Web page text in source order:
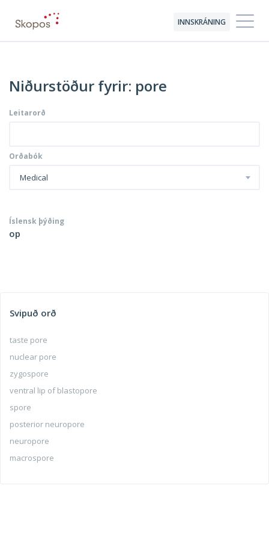
INNSKRÁNING
Niðurstöður fyrir: pore
Leitarorð
Orðabók
Medical
Íslensk þýðing
op
Svipuð orð
taste pore
nuclear pore
zygospore
ventral lip of blastopore
spore
posterior neuropore
neuropore
macrospore